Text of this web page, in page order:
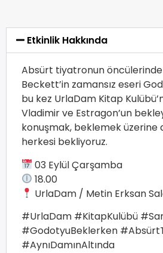
Etkinlik Hakkında
Absürt tiyatronun
Beckett’in zamansız eseri
bu kez UrlaDam Kitap
Vladimir ve Estragon’un
konuşmak, beklemek üzerine
herkesi bekliyoruz.
03 Eylül Çarşamba
18.00
UrlaDam / Metin Erksan
#UrlaDam #KitapKulübü
#GodotyuBeklerken
#AynıDamınAltında